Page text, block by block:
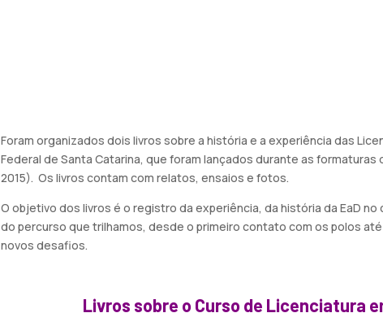
Foram organizados dois livros sobre a história e a experiência das
Federal de Santa Catarina, que foram lançados durante as formaturas
2015). Os livros contam com relatos, ensaios e fotos.
O objetivo dos livros é o registro da experiência, da história da EaD
do percurso que trilhamos, desde o primeiro contato com os polos
novos desafios.
Livros sobre oCurso de Licenciatura